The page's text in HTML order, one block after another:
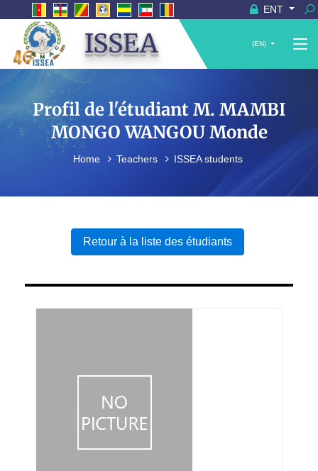
ENT
ISSEA (EN)
Profil de l'étudiant M. MAMBI
MONGO WANGOU Monde
Home Teachers ISSEA students
Retour à la liste des étudiants